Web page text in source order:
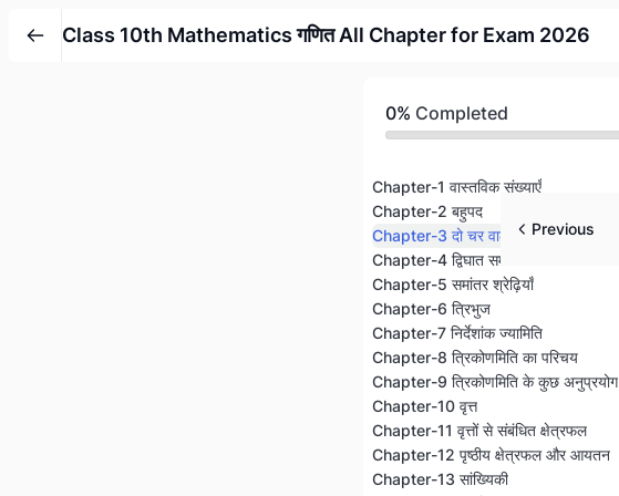
Class 10th Mathematics गणित All Chapter for Exam 2026
0% Completed
Chapter-1 वास्तविक संख्याएँ
Chapter-2 बहुपद
Chapter-3 दो चर वाले रैखिक समीकरण युग्म
Chapter-4 द्विघात समीकरण
Chapter-5 समांतर श्रेढ़ियाँ
Chapter-6 त्रिभुज
Chapter-7 निर्देशांक ज्यामिति
Chapter-8 त्रिकोणमिति का परिचय
Chapter-9 त्रिकोणमिति के कुछ अनुप्रयोग
Chapter-10 वृत्त
Chapter-11 वृत्तों से संबंधित क्षेत्रफल
Chapter-12 पृष्ठीय क्षेत्रफल और आयतन
Chapter-13 सांख्यिकी
Previous